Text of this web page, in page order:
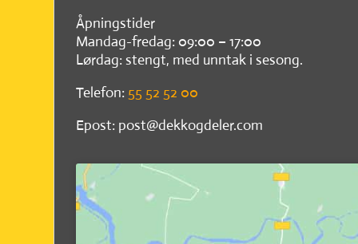
Åpningstider
Mandag-fredag: 09:00 – 17:00
Lørdag: stengt, med unntak i sesong.
Telefon: 55 52 52 00
Epost: post@dekkogdeler.com